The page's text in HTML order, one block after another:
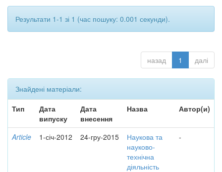
Результати 1-1 зі 1 (час пошуку: 0.001 секунди).
назад 1 далі
Знайдені матеріали:
Тип
Дата
випуску
Дата
внесення
Назва Автор(и)
Article 1-січ-2012 24-гру-2015
Наукова та
науково-
технічна
діяльність
-